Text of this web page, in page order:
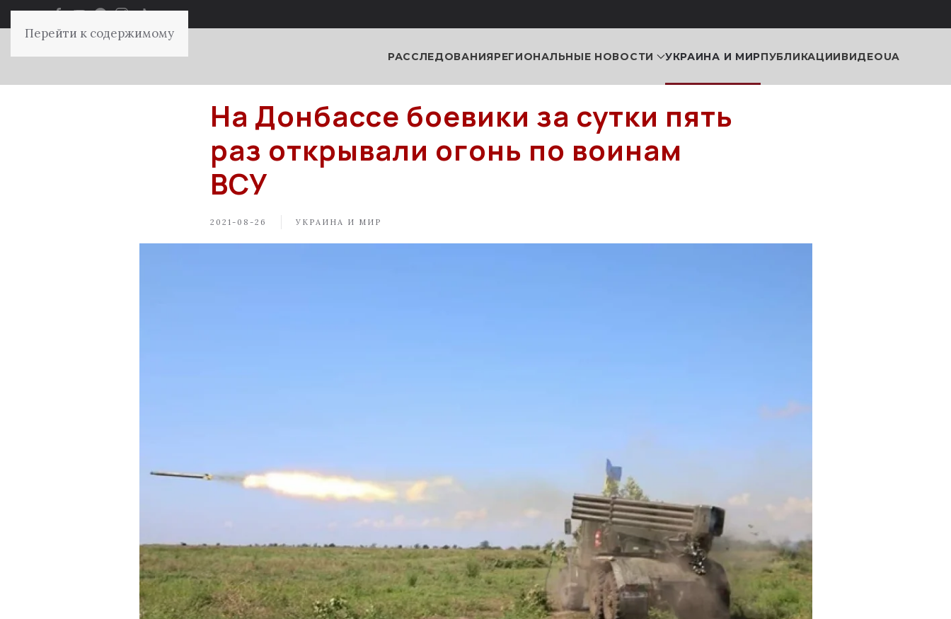
Перейти к содержимому
РАССЛЕДОВАНИЯРЕГИОНАЛЬНЫЕ НОВОСТИ УКРАИНА И МИРПУБЛИКАЦИИВИДЕОUA
На Донбассе боевики за сутки пять
раз открывали огонь по воинам
ВСУ
2021-08-26 УКРАИНА И МИР